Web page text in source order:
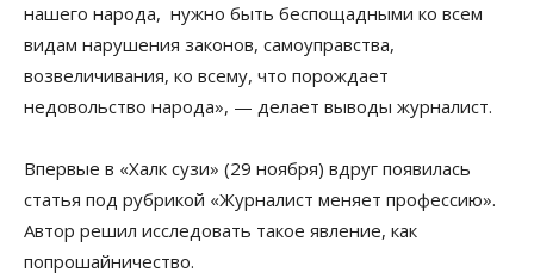
нашего народа, нужно быть беспощадными ко всем
видам нарушения законов, самоуправства,
возвеличивания, ко всему, что порождает
недовольство народа», — делает выводы журналист.
Впервые в «Халк сузи» (29 ноября) вдруг появилась
статья под рубрикой «Журналист меняет профессию».
Автор решил исследовать такое явление, как
попрошайничество.